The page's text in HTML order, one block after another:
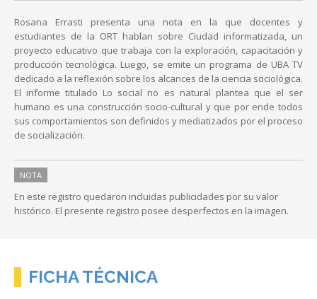
Rosana Errasti presenta una nota en la que docentes y
estudiantes de la ORT hablan sobre Ciudad informatizada, un
proyecto educativo que trabaja con la exploración, capacitación y
producción tecnológica. Luego, se emite un programa de UBA TV
dedicado a la reflexión sobre los alcances de la ciencia sociológica.
El informe titulado Lo social no es natural plantea que el ser
humano es una construcción socio-cultural y que por ende todos
sus comportamientos son definidos y mediatizados por el proceso
de socialización.
NOTA
En este registro quedaron incluidas publicidades por su valor
histórico. El presente registro posee desperfectos en la imagen.
FICHA TÉCNICA